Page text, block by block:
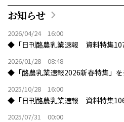
お知らせ
2026/04/24 16:00
◆「日刊酪農乳業速報 資料特集
2026/01/28 08:48
◆「酪農乳業速報2026新春特集」
2025/10/28 16:00
◆「日刊酪農乳業速報 資料特集
2025/07/31 00:00